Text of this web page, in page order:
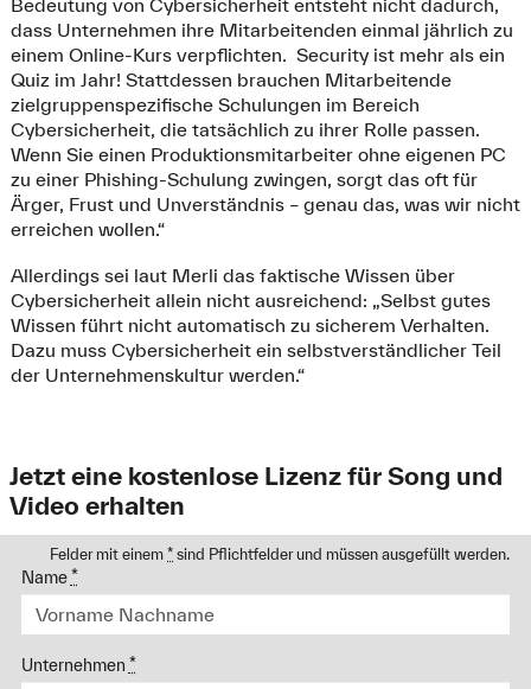
Bedeutung von Cybersicherheit entsteht nicht dadurch,
dass Unternehmen ihre Mitarbeitenden einmal jährlich zu
einem Online-Kurs verpflichten. Security ist mehr als ein
Quiz im Jahr! Stattdessen brauchen Mitarbeitende
zielgruppenspezifische Schulungen im Bereich
Cybersicherheit, die tatsächlich zu ihrer Rolle passen.
Wenn Sie einen Produktionsmitarbeiter ohne eigenen PC
zu einer Phishing-Schulung zwingen, sorgt das oft für
Ärger, Frust und Unverständnis – genau das, was wir nicht
erreichen wollen.“
Allerdings sei laut Merli das faktische Wissen über
Cybersicherheit allein nicht ausreichend: „Selbst gutes
Wissen führt nicht automatisch zu sicherem Verhalten.
Dazu muss Cybersicherheit ein selbstverständlicher Teil
der Unternehmenskultur werden.“
Jetzt eine kostenlose Lizenz für Song und
Video erhalten
Felder mit einem* sind Pflichtfelder und müssen ausgefüllt werden.
Name*
Unternehmen *